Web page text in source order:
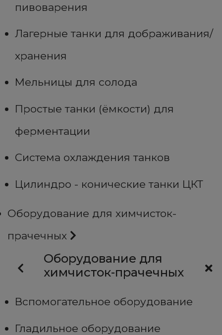
пивоварения
Лагерные танки для дображивания/
хранения
Мельницы для солода
Простые танки (ёмкости) для
ферментации
Система охлаждения танков
Цилиндро - конические танки ЦКТ
Оборудование для химчисток-
прачечных
Оборудование для
химчисток-прачечных
Вспомогательное оборудование
Гладильное оборудование